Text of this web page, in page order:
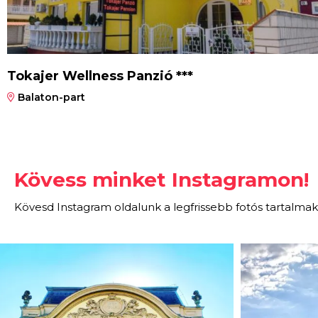
Tokajer Wellness Panzió ***
Balaton-part
Kövess minket Instagramon!
Kövesd Instagram oldalunk a legfrissebb fotós